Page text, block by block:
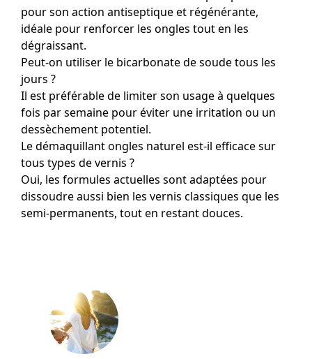
pour son action antiseptique et régénérante,
idéale pour renforcer les ongles tout en les
dégraissant.
Peut-on utiliser le bicarbonate de soude tous les
jours ?
Il est préférable de limiter son usage à quelques
fois par semaine pour éviter une irritation ou un
dessèchement potentiel.
Le démaquillant ongles naturel est-il efficace sur
tous types de vernis ?
Oui, les formules actuelles sont adaptées pour
dissoudre aussi bien les vernis classiques que les
semi-permanents, tout en restant douces.